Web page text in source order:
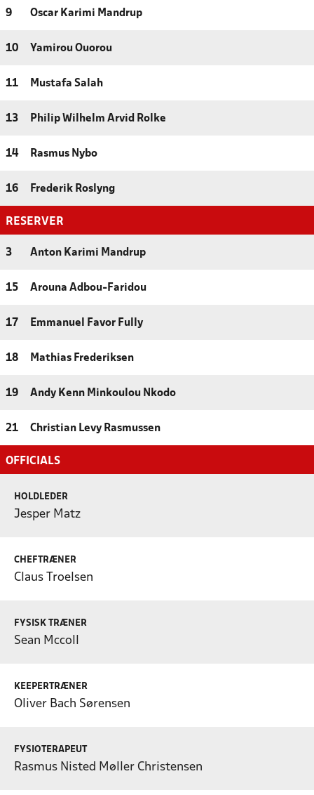
9 Oscar Karimi Mandrup
10 Yamirou Ouorou
11 Mustafa Salah
13 Philip Wilhelm Arvid Rolke
14 Rasmus Nybo
16 Frederik Roslyng
RESERVER
3 Anton Karimi Mandrup
15 Arouna Adbou-Faridou
17 Emmanuel Favor Fully
18 Mathias Frederiksen
19 Andy Kenn Minkoulou Nkodo
21 Christian Levy Rasmussen
OFFICIALS
HOLDLEDER
Jesper Matz
CHEFTRÆNER
Claus Troelsen
FYSISK TRÆNER
Sean Mccoll
KEEPERTRÆNER
Oliver Bach Sørensen
FYSIOTERAPEUT
Rasmus Nisted Møller Christensen